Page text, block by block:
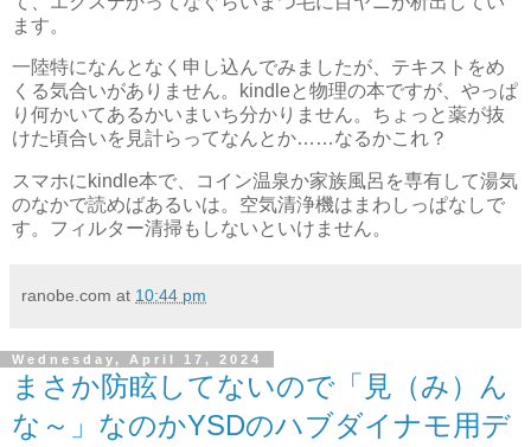
ます。
一陸特になんとなく申し込んでみましたが、テキストをめ
くる気合いがありません。kindleと物理の本ですが、やっぱ
り何かいてあるかいまいち分かりません。ちょっと薬が抜
けた頃合いを見計らってなんとか……なるかこれ？
スマホにkindle本で、コイン温泉か家族風呂を専有して湯気
のなかで読めばあるいは。空気清浄機はまわしっぱなしで
す。フィルター清掃もしないといけません。
ranobe.com at 10:44 pm
Wednesday, April 17, 2024
まさか防眩してないので「見（み）ん
な～」なのかYSDのハブダイナモ用デ